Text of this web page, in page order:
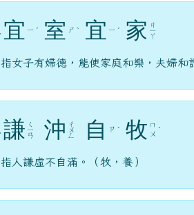
宜 ㄧ ˊ 室 ㄕ ˋ 宜 ㄧ ˊ 家 ㄐ
ㄧ
ㄚ
指女子有婦德，能使家庭和樂，夫婦和
謙 ㄑ
ㄧ
ㄢ 沖 ㄔ
ㄨ
ㄥ 自 ㄗ ˋ 牧 ㄇ
ㄨ ˋ
指人謙虛不自滿。（牧，養）